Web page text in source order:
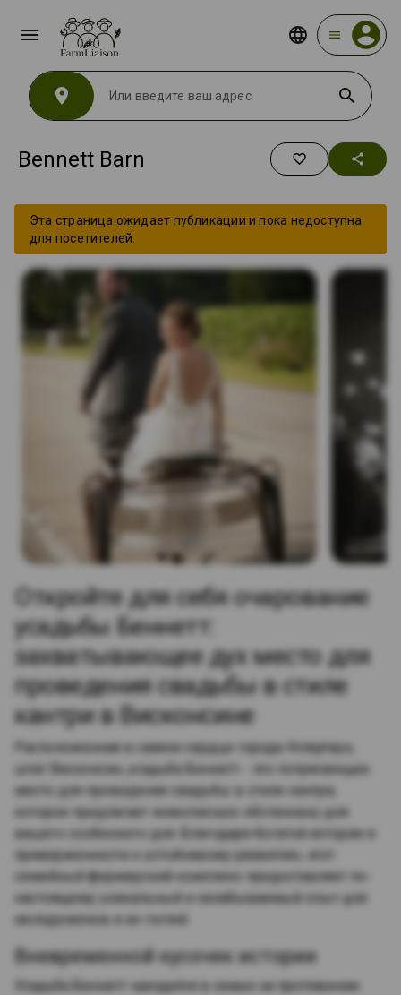
menu menu
location_on search
Bennett Barn favorite_border share
Эта страница ожидает публикации и пока недоступна
для посетителей.
Откройте для себя очарование
усадьбы Беннетт:
захватывающее дух место для
проведения свадьбы в стиле
кантри в Висконсине
Расположенная в самом сердце города Уотертаун,
штат Висконсин, усадьба Беннетт - это потрясающее
место для проведения свадьбы в стиле кантри,
которое предлагает живописную обстановку для
вашего особенного дня. Благодаря богатой истории и
приверженности к устойчивому развитию, этот
семейный фермерский комплекс предоставляет по-
настоящему уникальный и незабываемый опыт для
молодожёнов и их гостей.
Вневременной кусочек истории
Усадьба Беннетт находится в семье на протяжении